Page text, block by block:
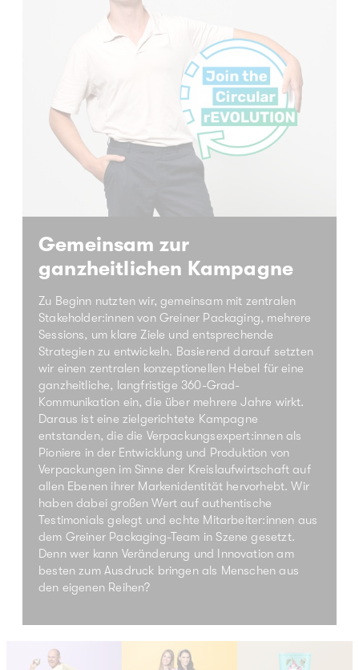
Gemeinsam zur
ganzheitlichen Kampagne
Zu Beginn nutzten wir, gemeinsam mit zentralen
Stakeholder:innen von Greiner Packaging, mehrere
Sessions, um klare Ziele und entsprechende
Strategien zu entwickeln. Basierend darauf setzten
wir einen zentralen konzeptionellen Hebel für eine
ganzheitliche, langfristige 360-Grad-
Kommunikation ein, die über mehrere Jahre wirkt.
Daraus ist eine zielgerichtete Kampagne
entstanden, die die Verpackungsexpert:innen als
Pioniere in der Entwicklung und Produktion von
Verpackungen im Sinne der Kreislaufwirtschaft auf
allen Ebenen ihrer Markenidentität hervorhebt. Wir
haben dabei großen Wert auf authentische
Testimonials gelegt und echte Mitarbeiter:innen aus
dem Greiner Packaging-Team in Szene gesetzt.
Denn wer kann Veränderung und Innovation am
besten zum Ausdruck bringen als Menschen aus
den eigenen Reihen?